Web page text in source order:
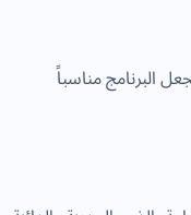
البرنامج مناسباً